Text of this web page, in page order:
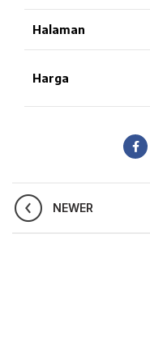
Halaman
Harga
NEWER